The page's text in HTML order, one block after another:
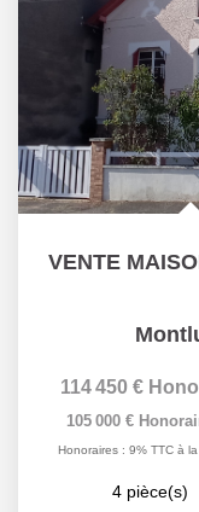
114 450 €
105 000 €
Honoraires : 9% TTC à
4 pièce(s)